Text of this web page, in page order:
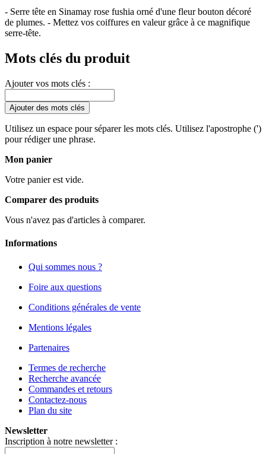
- Serre tête en Sinamay rose fushia orné d'une fleur bouton décoré
de plumes. - Mettez vos coiffures en valeur grâce à ce magnifique
serre-tête.
Mots clés du produit
Ajouter vos mots clés :
Ajouter des mots clés
Utilisez un espace pour séparer les mots clés. Utilisez l'apostrophe (')
pour rédiger une phrase.
Mon panier
Votre panier est vide.
Comparer des produits
Vous n'avez pas d'articles à comparer.
Informations
Qui sommes nous ?
Foire aux questions
Conditions générales de vente
Mentions légales
Partenaires
Termes de recherche
Recherche avancée
Commandes et retours
Contactez-nous
Plan du site
Newsletter
Inscription à notre newsletter :